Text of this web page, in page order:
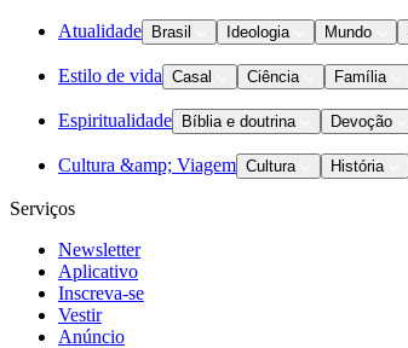
Atualidade Brasil Ideologia Mundo
Estilo de vida Casal Ciência Família
Espiritualidade Bíblia e doutrina Devoção
Cultura &amp; Viagem Cultura História
Serviços
Newsletter
Aplicativo
Inscreva-se
Vestir
Anúncio